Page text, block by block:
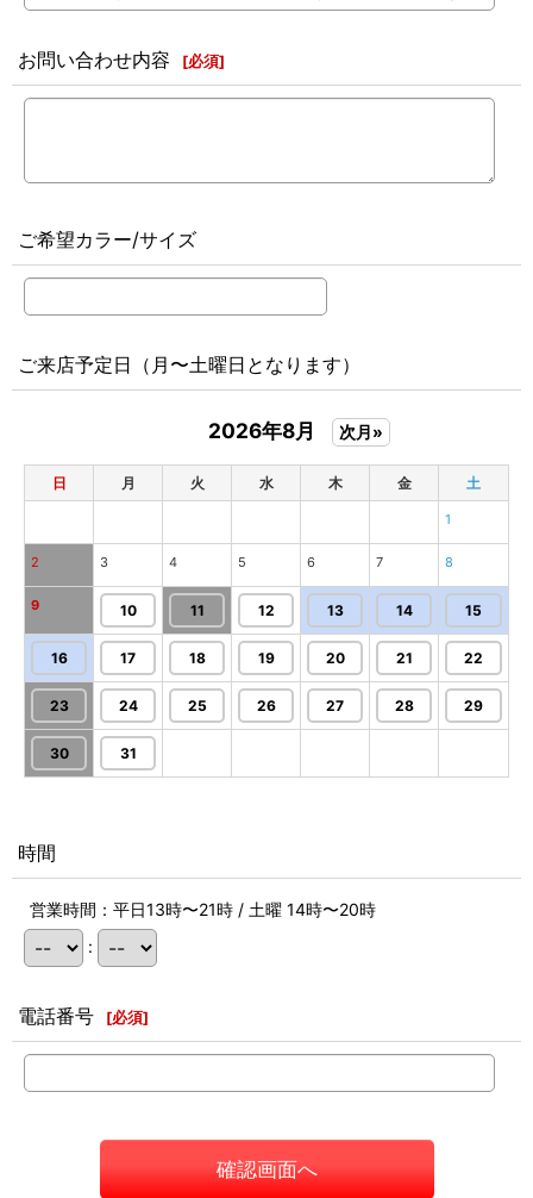
お問い合わせ内容 [必須]
ご希望カラー/サイズ
ご来店予定日（月〜土曜日となります）
2026年8月 次月»
日 月 火 水 木 金 土
1
2 3 4 5 6 7 8
9 10 11 12 13 14 15
16 17 18 19 20 21 22
23 24 25 26 27 28 29
30 31
時間
営業時間：平日13時〜21時 / 土曜 14時〜20時
:
電話番号 [必須]
確認画面へ